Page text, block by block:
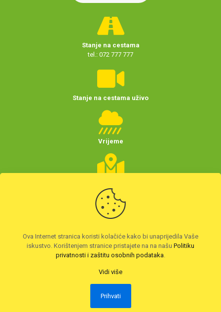
Stanje na cestama
tel.: 072 777 777
Stanje na cestama uživo
Vrijeme
(Hrvatske)
Preuzmite HAK aplikaciju
2026. © Autoklub Maksimir
Ova Internet stranica koristi kolačiće kako bi unaprijedila Vaše
iskustvo. Korištenjem stranice pristajete na na našu Politiku
privatnosti i zaštitu osobnih podataka.
Vidi više
Prihvati